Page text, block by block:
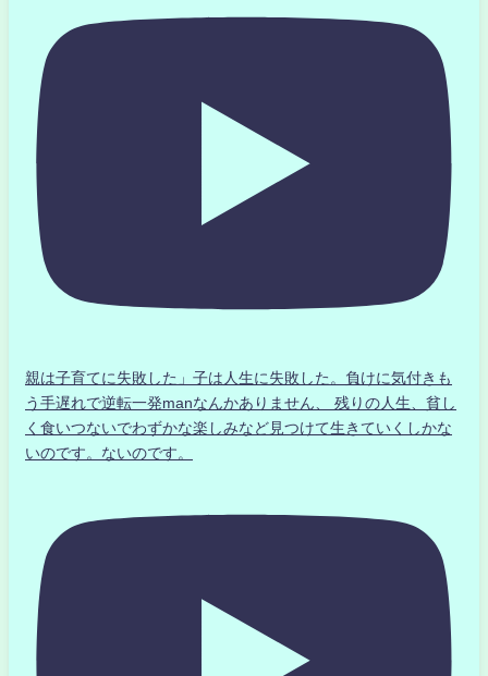
親は子育てに失敗した」子は人生に失敗した。負けに気付きも
う手遅れで逆転一発manなんかありません、 残りの人生、貧し
く食いつないでわずかな楽しみなど見つけて生きていくしかな
いのです。ないのです。